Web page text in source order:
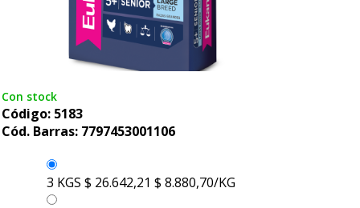
Con stock
Código: 5183
Cód. Barras: 7797453001106
3 KGS $ 26.642,21 $ 8.880,70/KG